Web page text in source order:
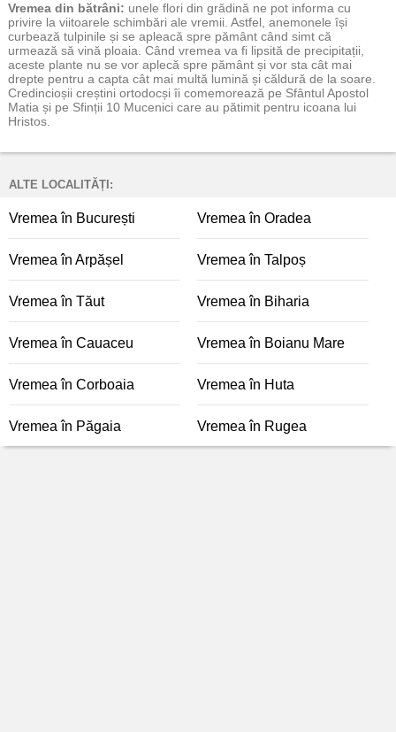
Vremea din bătrâni: unele flori din grădină ne pot informa cu
privire la viitoarele schimbări ale vremii. Astfel, anemonele își
curbează tulpinile și se apleacă spre pământ când simt că
urmează să vină ploaia. Când vremea va fi lipsită de precipitații,
aceste plante nu se vor aplecă spre pământ și vor sta cât mai
drepte pentru a capta cât mai multă lumină și căldură de la soare.
Credincioșii creștini ortodocși îi comemorează pe Sfântul Apostol
Matia și pe Sfinții 10 Mucenici care au pătimit pentru icoana lui
Hristos.
ALTE LOCALITĂȚI:
Vremea în București Vremea în Oradea
Vremea în Arpășel Vremea în Talpoș
Vremea în Tăut Vremea în Biharia
Vremea în Cauaceu Vremea în Boianu Mare
Vremea în Corboaia Vremea în Huta
Vremea în Păgaia Vremea în Rugea